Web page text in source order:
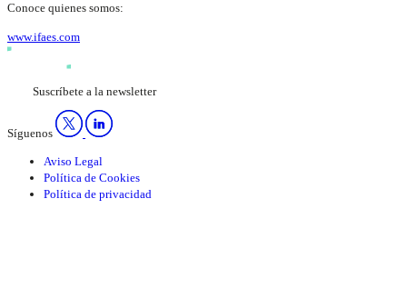
Conoce quienes somos:
www.ifaes.com
Suscríbete a la newsletter
Síguenos
Aviso Legal
Política de Cookies
Política de privacidad